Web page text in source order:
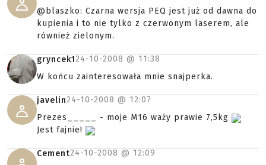
@blaszko: Czarna wersja PEQ jest już od dawna do
kupienia i to nie tylko z czerwonym laserem, ale
również zielonym.
gryncek124-10-2008 @ 11:38
W końcu zainteresowała mnie snajperka.
javelin24-10-2008 @ 12:07
Prezes_____ - moje M16 waży prawie 7,5kg
Jest fajnie!
Cement24-10-2008 @ 12:09